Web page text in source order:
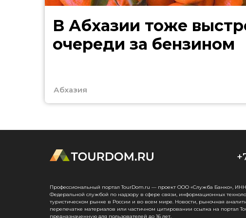
В Абхазии тоже выстроились
очереди за бензином
Абхазия
Профессиональный портал TourDom.ru — проект ООО «Служба Банко», ИНН
Федеральной службой по надзору в сфере связи, информационных
туристическом рынке в России и во всем мире. Новости, рыночная
перепечатке материалов или частичном цитировании ссылка на портал
предназначенную для пользователей до 16 лет.